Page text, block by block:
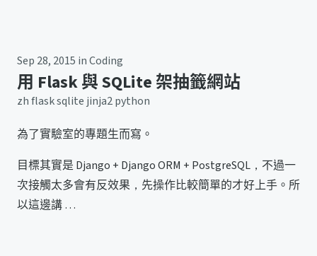
Sep 28, 2015 inCoding
用 Flask 與 SQLite 架抽籤網站
zhflasksqlite jinja2python
為了實驗室的專題生而寫。
目標其實是 Django + Django ORM + PostgreSQL，不過一
次接觸太多會有反效果，先操作比較簡單的才好上手。所
以這邊講 …